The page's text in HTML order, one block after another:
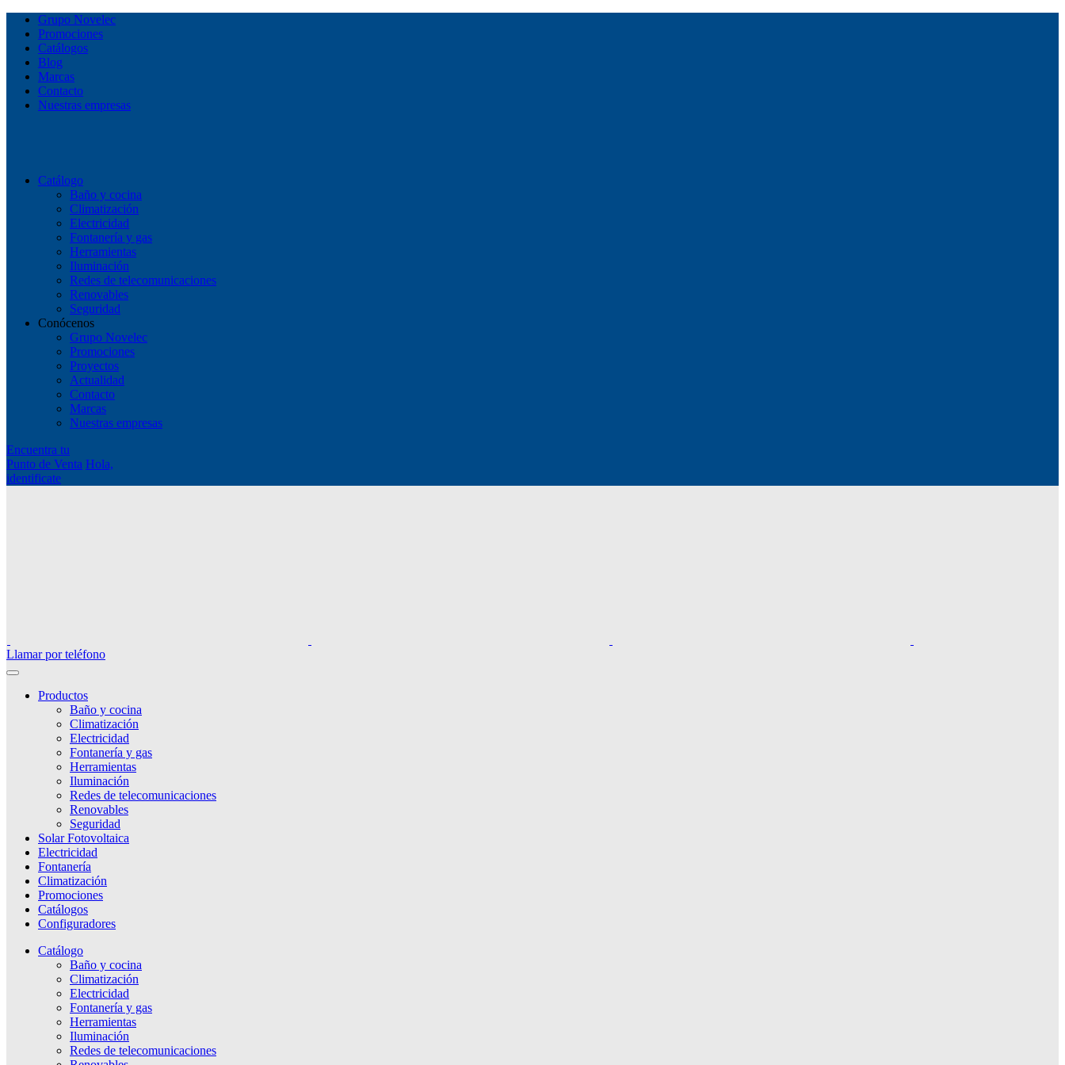
Grupo Novelec
Promociones
Catálogos
Blog
Marcas
Contacto
Nuestras empresas
Catálogo
Baño y cocina
Climatización
Electricidad
Fontanería y gas
Herramientas
Iluminación
Redes de telecomunicaciones
Renovables
Seguridad
Conócenos
Grupo Novelec
Promociones
Proyectos
Actualidad
Contacto
Marcas
Nuestras empresas
Encuentra tu
Punto de Venta Hola,
identificate
Llamar por teléfono
Productos
Baño y cocina
Climatización
Electricidad
Fontanería y gas
Herramientas
Iluminación
Redes de telecomunicaciones
Renovables
Seguridad
Solar Fotovoltaica
Electricidad
Fontanería
Climatización
Promociones
Catálogos
Configuradores
Catálogo
Baño y cocina
Climatización
Electricidad
Fontanería y gas
Herramientas
Iluminación
Redes de telecomunicaciones